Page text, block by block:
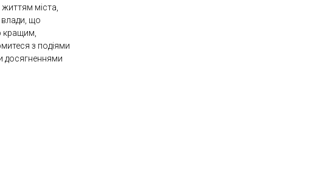
міста,
влади, що
кращим,
з подіями
досягненнями